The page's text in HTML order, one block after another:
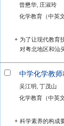
曾懋华, 庄淑玲
化学教育（中英
+ 为了让现代教育
对粤北地区和汕
中学化学教
吴江明, 丁茂山
化学教育（中英
+ 科学素养的构成